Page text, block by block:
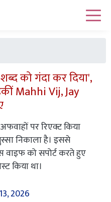
को गंदा कर दिया',
Mahhi Vij, Jay
पर रिएक्ट किया
निकाला है। इससे
को सपोर्ट करते हुए
किया था।
2026